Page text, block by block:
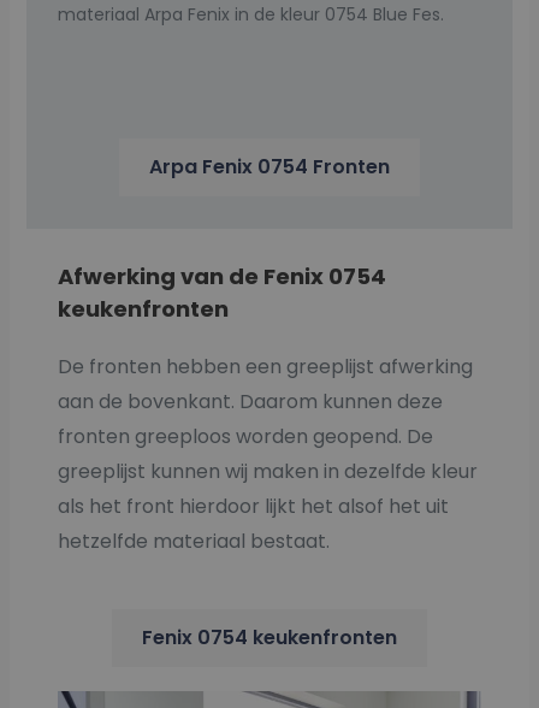
materiaal Arpa Fenix in de kleur 0754 Blue Fes.
Arpa Fenix 0754 Fronten
Afwerking van de Fenix 0754
keukenfronten
De fronten hebben een greeplijst afwerking
aan de bovenkant. Daarom kunnen deze
fronten greeploos worden geopend. De
greeplijst kunnen wij maken in dezelfde kleur
als het front hierdoor lijkt het alsof het uit
hetzelfde materiaal bestaat.
Fenix 0754 keukenfronten